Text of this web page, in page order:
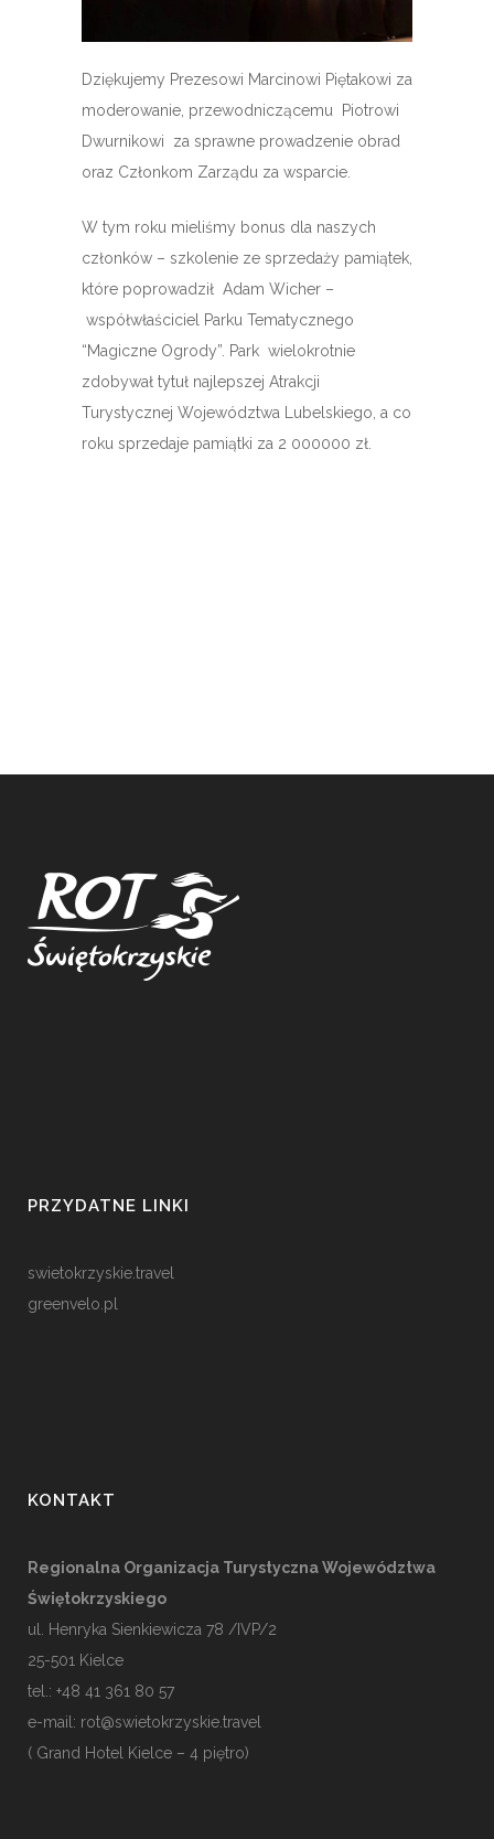
Dziękujemy Prezesowi Marcinowi Piętakowi za
moderowanie, przewodniczącemu Piotrowi
Dwurnikowi za sprawne prowadzenie obrad
oraz Członkom Zarządu za wsparcie.
W tym roku mieliśmy bonus dla naszych
członków – szkolenie ze sprzedaży pamiątek,
które poprowadził Adam Wicher –
współwłaściciel Parku Tematycznego
“Magiczne Ogrody”. Park wielokrotnie
zdobywał tytuł najlepszej Atrakcji
Turystycznej Województwa Lubelskiego, a co
roku sprzedaje pamiątki za 2 000000 zł.
PRZYDATNE LINKI
swietokrzyskie.travel
greenvelo.pl
KONTAKT
Regionalna Organizacja Turystyczna Województwa
Świętokrzyskiego
ul. Henryka Sienkiewicza 78 /IVP/2
25-501 Kielce
tel.: +48 41 361 80 57
e-mail: rot@swietokrzyskie.travel
( Grand Hotel Kielce – 4 piętro)